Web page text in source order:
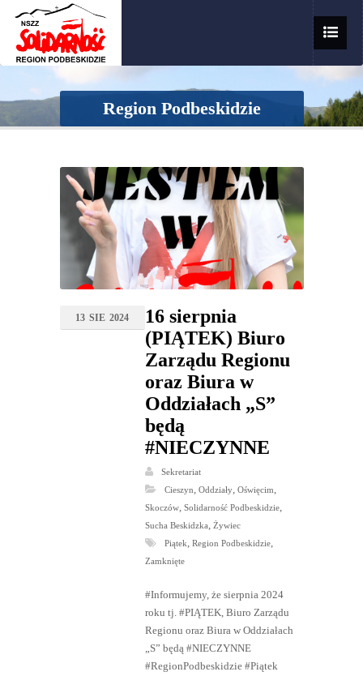
Region Podbeskidzie
13 SIE 2024
16 sierpnia
(PIĄTEK) Biuro
Zarządu Regionu
oraz Biura w
Oddziałach „S”
będą
#NIECZYNNE
Sekretariat
Cieszyn Oddziały, Oświęcim
Skoczów, Solidarność Podbeskidzie,
Sucha Beskidzka
Żywiec
Piątek Region Podbeskidzie,
Zamknięte
#Informujemy, że sierpnia 2024
roku tj. #PIĄTEK, Biuro Zarządu
Regionu oraz Biura w Oddziałach
„S” będą #NIECZYNNE
#RegionPodbeskidzie #Piątek